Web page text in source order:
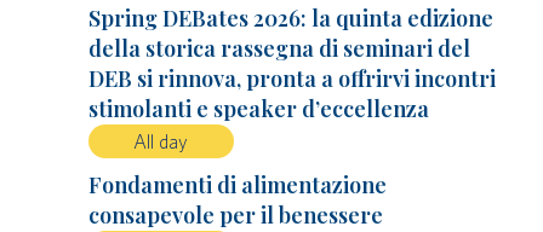
Spring DEBates 2026: la quinta edizione
della storica rassegna di seminari del
DEB si rinnova, pronta a offrirvi incontri
stimolanti e speaker d’eccellenza
All day
Fondamenti di alimentazione
consapevole per il benessere